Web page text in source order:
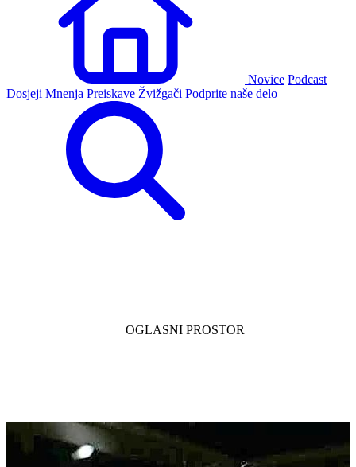
Novice Podcast
Dosjeji Mnenja Preiskave Žvižgači Podprite naše delo